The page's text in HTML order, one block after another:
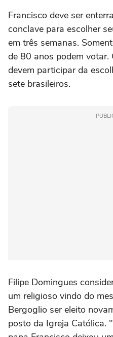
Francisco deve ser
conclave para escolher
em três semanas.
de 80 anos podem
devem participar da
sete brasileiros.
Filipe Domingues
um religioso vindo do
Bergoglio ser eleito
posto da Igreja Católica.